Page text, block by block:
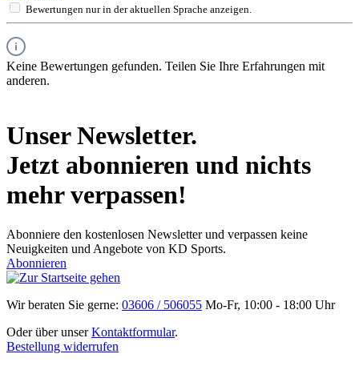
Bewertungen nur in der aktuellen Sprache anzeigen.
Keine Bewertungen gefunden. Teilen Sie Ihre Erfahrungen mit
anderen.
Unser Newsletter.
Jetzt abonnieren und nichts
mehr verpassen!
Abonniere den kostenlosen Newsletter und verpassen keine
Neuigkeiten und Angebote von KD Sports.
Abonnieren
Wir beraten Sie gerne: 03606 / 506055 Mo-Fr, 10:00 - 18:00 Uhr
Oder über unserKontaktformular.
Bestellung widerrufen